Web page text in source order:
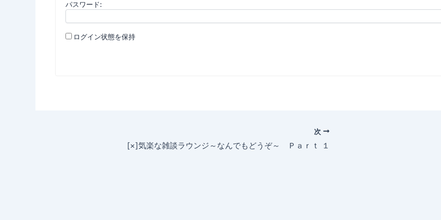
パスワード:
ログイン状態を保持
次
[×]気楽な雑談ラウンジ～なんでもどうぞ～ Ｐａｒｔ １